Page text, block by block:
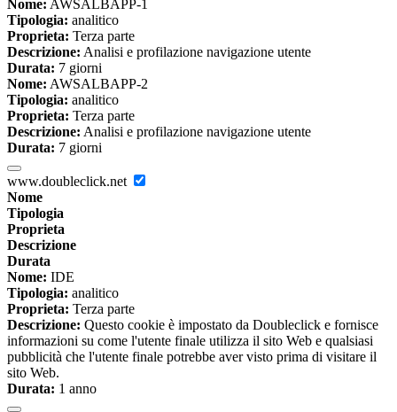
Nome: AWSALBAPP-1
Tipologia: analitico
Proprieta: Terza parte
Descrizione: Analisi e profilazione navigazione utente
Durata: 7 giorni
Nome: AWSALBAPP-2
Tipologia: analitico
Proprieta: Terza parte
Descrizione: Analisi e profilazione navigazione utente
Durata: 7 giorni
www.doubleclick.net
Nome
Tipologia
Proprieta
Descrizione
Durata
Nome: IDE
Tipologia: analitico
Proprieta: Terza parte
Descrizione: Questo cookie è impostato da Doubleclick e fornisce
informazioni su come l'utente finale utilizza il sito Web e qualsiasi
pubblicità che l'utente finale potrebbe aver visto prima di visitare il
sito Web.
Durata: 1 anno